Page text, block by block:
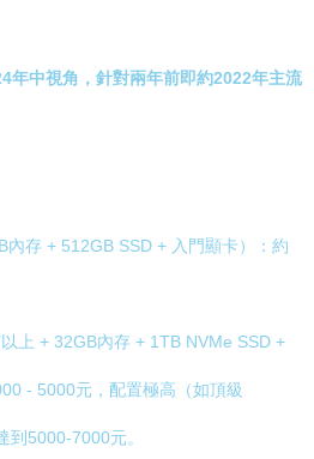
年中視角，針對兩年前即約2022年主流
存 + 512GB SSD + 入門顯卡）：約
上 + 32GB內存 + 1TB NVMe SSD +
- 5000元，配置極高（如頂級
到5000-7000元。